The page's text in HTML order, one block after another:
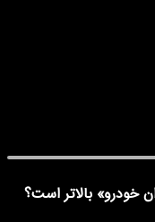
خودرو» بالاتر است؟